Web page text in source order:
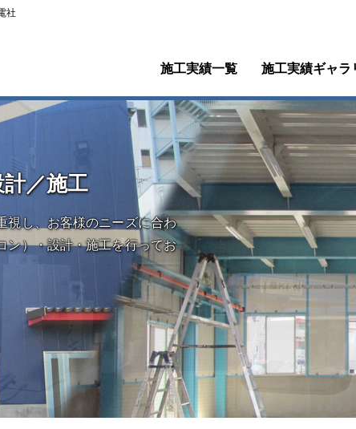
社
施工実績一覧 施工実績ギャラ
／施工
視し、お客様のニーズに合わ
ン）・設計・施工を行ってお